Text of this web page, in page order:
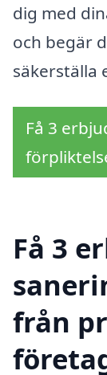
dig med
och begär
säkerställa
Få 3
Få 3
från